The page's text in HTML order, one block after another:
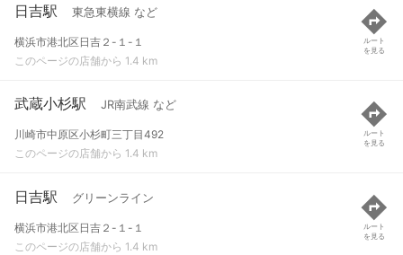
日吉駅 東急東横線 など
横浜市港北区日吉２-１-１
このページの店舗から 1.4 km
ルート
を見る
武蔵小杉駅 JR南武線 など
川崎市中原区小杉町三丁目492
このページの店舗から 1.4 km
ルート
を見る
日吉駅 グリーンライン
横浜市港北区日吉２-１-１
このページの店舗から 1.4 km
ルート
を見る